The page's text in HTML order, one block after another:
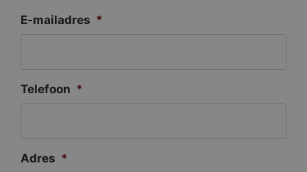
E-mailadres *
Telefoon *
Adres *